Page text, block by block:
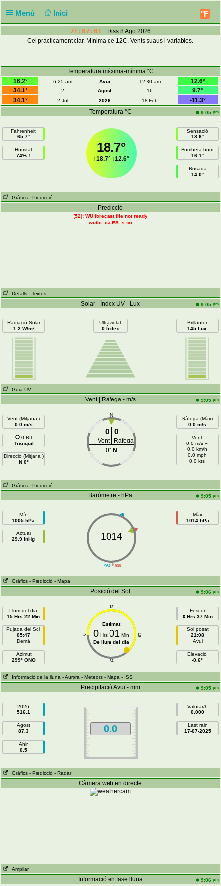
Menú Inici °F
21:07:02
Diss 8 Ago 2026
Cel pràcticament clar. Mínima de 12C. Vents suaus i variables.
Temperatura màxima-mínima °C
16.2°
6:25 am Avui 12:30 am
12.6°
34.1°
2 Agost 16
9.7°
34.1°
2 Jul 2026 18 Feb
-11.3°
Temperatura °C
9:05 pm
Fahrenheit
65.7°
Humitat
74% ↑
18.7°
↑18.7° ↓12.6°
Sensació
18.6°
Bombeta hum.
16.1°
Rosada
14.0°
Gràfics - Predicció
Predicció
(52): WU forecast file not ready
wufct_ca-ES_s.txt
Detalls - Textos
Solar - Índex UV - Lux 9:05 pm
Radiació Solar
1.2 W/m²
Ultraviolat
0 Índex
Brillantor
145 Lux
Guia UV
Vent | Ràfega - m/s 9:05 pm
Vent (Mitjana )
0.0 m/s
0 Bft
Tranquil
Direcció (Mitjana )
N 0°
N
0 0
Vent
Ràfega
0° N
Ràfega (Màx)
0.0 m/s
Vent
0.0 m/s =
0.0 km/h
0.0 mph
0.0 kts
Gràfics - Predicció
Baròmetre - hPa 9:05 pm
Mín
1005 hPa
Actual
29.9 inHg
||
964 1036
1014
Màx
1014 hPa
Gràfics - Predicció - Mapa
Posició del Sol 9:06 pm
Llum del dia
15 Hrs 22 Min
Pujada del Sol
05:47
Demà
Azimut
299° ONO
12
24
6 18
Estimat
0 Hrs01 Min
De llum del dia
Foscor
8 Hrs 37 Min
Sol posat
21:08
Avui
Elevació
-0.6°
Informació de la lluna - Aurora - Meteors - Mapa - ISS
Precipitació Avui - mm 9:05 pm
2026
516.1
Agost
87.3
Ahir
0.5
0.0
Valorar/h
0.000
Last rain
17-07-2025
Gràfics - Predicció - Radar
Càmera web en directe
Ampliar
Informació en fase lluna 9:06 pm